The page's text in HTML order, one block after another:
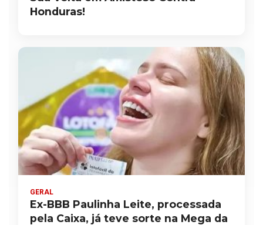
Honduras!
GERAL
Ex-BBB Paulinha Leite, processada
pela Caixa, já teve sorte na Mega da